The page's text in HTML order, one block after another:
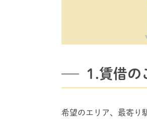
1.賃借の
希望のエリア、最寄り